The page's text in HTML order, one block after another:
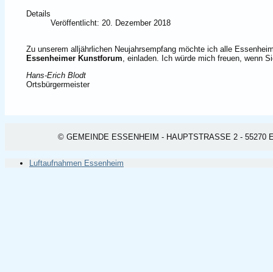
Details
Veröffentlicht: 20. Dezember 2018
Zu unserem alljährlichen Neujahrsempfang möchte ich alle
Essenheimer Kunstforum , einladen. Ich würde mich freuen, wenn
Hans-Erich Blodt
Ortsbürgermeister
© GEMEINDE ESSENHEIM - HAUPTSTRASSE 2 - 55270
Luftaufnahmen Essenheim